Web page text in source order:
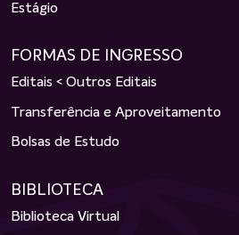
Estágio
FORMAS DE INGRESSO
Editais < Outros Editais
Transferência e Aproveitamento
Bolsas de Estudo
BIBLIOTECA
Biblioteca Virtual